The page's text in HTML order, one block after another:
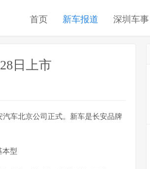
首页 新车报道 深圳车事
日上市
车北京公司正式。新车是长安品牌